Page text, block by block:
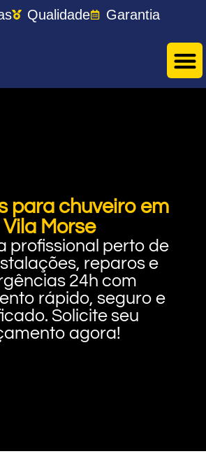
Qualidade Garantia
para chuveiro em
Vila Morse
profissional perto de
reparos e
24h com
rápido, seguro e
Solicite seu
agora!